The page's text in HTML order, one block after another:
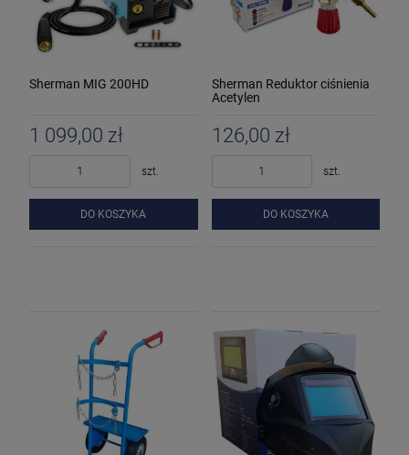
Sherman MIG 200HD
1 099,00 zł
szt.
DO KOSZYKA
Sherman Reduktor ciśnienia
Acetylen
126,00 zł
szt.
DO KOSZYKA